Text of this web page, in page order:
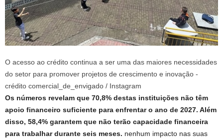
O acesso ao crédito continua a ser uma das maiores necessidades
do setor para promover projetos de crescimento e inovação -
crédito comercial_de_envigado / Instagram
Os números revelam que 70,8% destas instituições não têm
apoio financeiro suficiente para enfrentar o ano de 2027. Além
disso, 58,4% garantem que não terão capacidade financeira
para trabalhar durante seis meses. nenhum impacto nas suas